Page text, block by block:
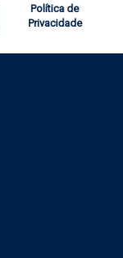
Política de
Privacidade